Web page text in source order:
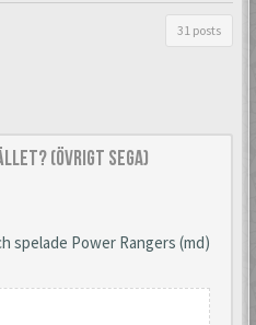
31 posts
(Övrigt Sega)
spelade Power Rangers (md)